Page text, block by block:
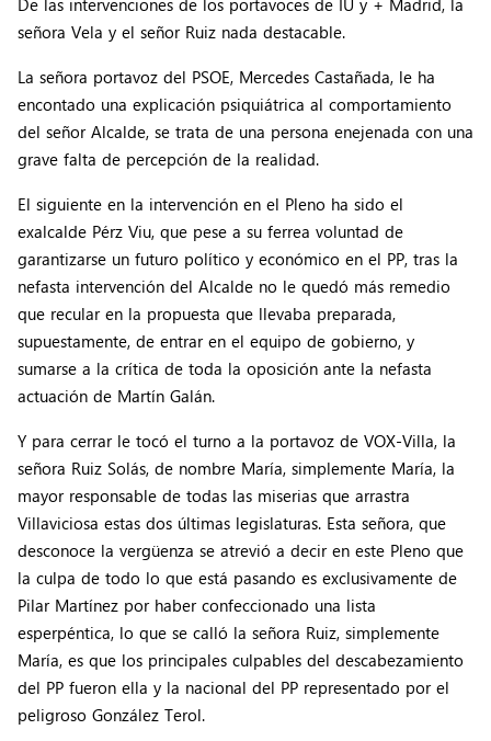
De las intervenciones de los portavoces de IU y + Madrid, la
señora Vela y el señor Ruiz nada destacable.
La señora portavoz del PSOE, Mercedes Castañada, le ha
encontado una explicación psiquiátrica al comportamiento
del señor Alcalde, se trata de una persona enejenada con una
grave falta de percepción de la realidad.
El siguiente en la intervención en el Pleno ha sido el
exalcalde Pérz Viu, que pese a su ferrea voluntad de
garantizarse un futuro político y económico en el PP, tras la
nefasta intervención del Alcalde no le quedó más remedio
que recular en la propuesta que llevaba preparada,
supuestamente, de entrar en el equipo de gobierno, y
sumarse a la crítica de toda la oposición ante la nefasta
actuación de Martín Galán.
Y para cerrar le tocó el turno a la portavoz de VOX-Villa, la
señora Ruiz Solás, de nombre María, simplemente María, la
mayor responsable de todas las miserias que arrastra
Villaviciosa estas dos últimas legislaturas. Esta señora, que
desconoce la vergüenza se atrevió a decir en este Pleno que
la culpa de todo lo que está pasando es exclusivamente de
Pilar Martínez por haber confeccionado una lista
esperpéntica, lo que se calló la señora Ruiz, simplemente
María, es que los principales culpables del descabezamiento
del PP fueron ella y la nacional del PP representado por el
peligroso González Terol.